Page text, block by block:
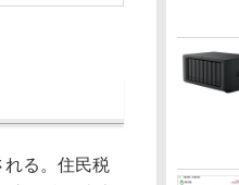
る。住民税